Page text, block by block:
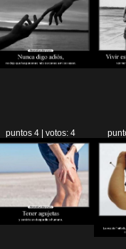
puntos 4 | votos: 4